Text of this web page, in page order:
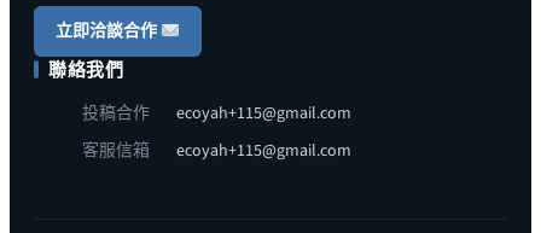
立即洽談合作
聯絡我們
投稿合作
ecoyah+115@gmail.com
客服信箱
ecoyah+115@gmail.com